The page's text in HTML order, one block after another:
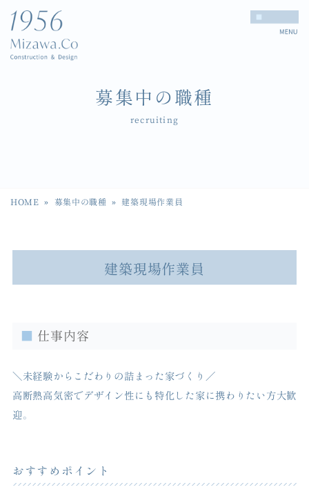
募集中の職種
recruiting
HOME » 募集中の職種 » 建築現場作業員
建築現場作業員
仕事内容
＼未経験からこだわりの詰まった家づくり／
高断熱高気密でデザイン性にも特化した家に携わりたい方大歓
迎。
おすすめポイント